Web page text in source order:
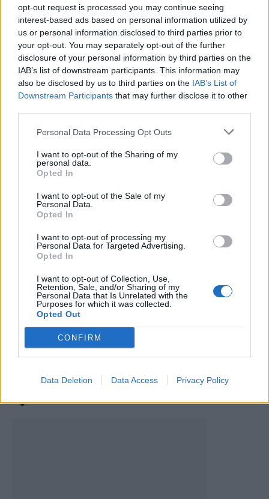
opt-out request is processed you may continue seeing
interest-based ads based on personal information utilized by
us or personal information disclosed to third parties prior to
your opt-out. You may separately opt-out of the further
disclosure of your personal information by third parties on the
IAB’s list of downstream participants. This information may
also be disclosed by us to third parties on the IAB’s List of
Downstream Participants that may further disclose it to other
Personal Data Processing Opt Outs
I want to opt-out of the Sharing of my
personal data.
Opted In
I want to opt-out of the Sale of my
Personal Data.
Opted In
I want to opt-out of processing my
Personal Data for Targeted Advertising.
Opted In
I want to opt-out of Collection, Use,
Retention, Sale, and/or Sharing of my
Personal Data that Is Unrelated with the
Purposes for which it was collected.
Opted Out
CONFIRM
Data Deletion Data Access Privacy Policy
me têm acompanhado ao longo da minha carreira, que já vai
longa e que conta com mais de 300 jogos como sénior ( ± 140
deles em campeonatos nacionais, 35 golos e 14 Títulos, vou e
quero aumentar estes números”, referiu o atleta.
“É hora de virar a página e ver o que o futuro me reserva…e um
novo ciclo começará”, completou o defesa, de 35 anos
Fred Coelho ingressou no SC Régua na temporada que
Real, onde esteve doze temporadas consecutivas. Fica agora sem
clube e com o futuro por definir.
Artigo anterior
Sport Clube Vila Real reúne em
Assembleia Geral
Extraordinária dia 29
AFVR: Flávio Fonseca